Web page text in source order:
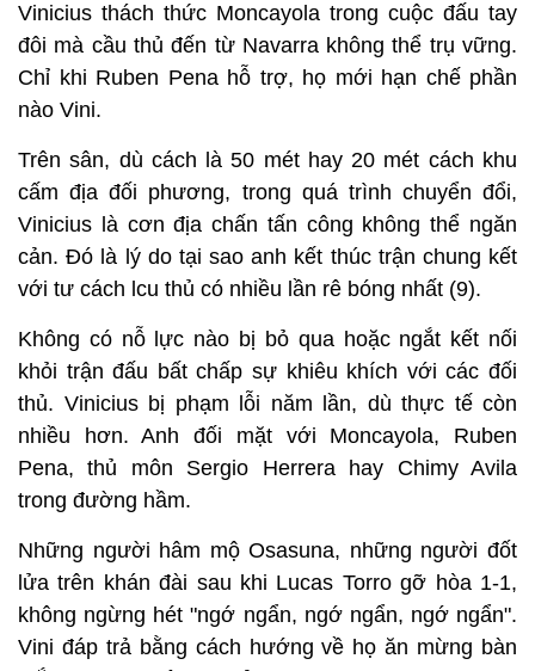
Vinicius thách thức Moncayola trong cuộc đấu tay
đôi mà cầu thủ đến từ Navarra không thể trụ vững.
Chỉ khi Ruben Pena hỗ trợ, họ mới hạn chế phần
nào Vini.
Trên sân, dù cách là 50 mét hay 20 mét cách khu
cấm địa đối phương, trong quá trình chuyển đổi,
Vinicius là cơn địa chấn tấn công không thể ngăn
cản. Đó là lý do tại sao anh kết thúc trận chung kết
với tư cách lcu thủ có nhiều lần rê bóng nhất (9).
Không có nỗ lực nào bị bỏ qua hoặc ngắt kết nối
khỏi trận đấu bất chấp sự khiêu khích với các đối
thủ. Vinicius bị phạm lỗi năm lần, dù thực tế còn
nhiều hơn. Anh đối mặt với Moncayola, Ruben
Pena, thủ môn Sergio Herrera hay Chimy Avila
trong đường hầm.
Những người hâm mộ Osasuna, những người đốt
lửa trên khán đài sau khi Lucas Torro gỡ hòa 1-1,
không ngừng hét "ngớ ngẩn, ngớ ngẩn, ngớ ngẩn".
Vini đáp trả bằng cách hướng về họ ăn mừng bàn